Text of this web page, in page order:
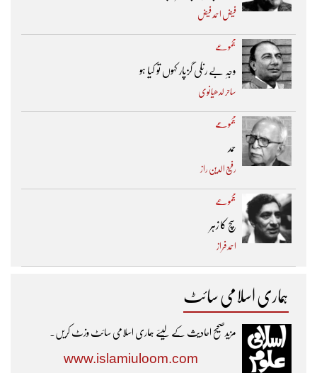
فیض احمد فیض
مجموعے
وجہِ بے رنگی گزپار کہوں تو کیا ہو
ساحر لدھیانوی
مجموعے
حمد
رفیع الدین راز
مجموعے
سچ کا زہر
احمد فراز
ہماری اسلامی سائٹ
مزیدصحیح احادیث کے لیئے ہماری اسلامی سائٹ وزٹ کریں۔
www.islamiuloom.com